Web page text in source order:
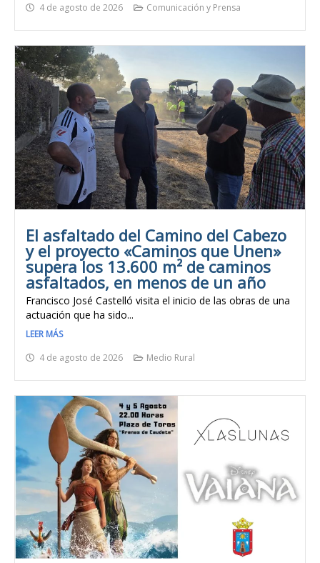
4 de agosto de 2026
Comunicación y Prensa
El asfaltado del Camino del Cabezo
y el proyecto «Caminos que Unen»
supera los 13.600 m² de caminos
asfaltados, en menos de un año
Francisco José Castelló visita el inicio de las obras de una
actuación que ha sido...
LEER MÁS
4 de agosto de 2026
Medio Rural